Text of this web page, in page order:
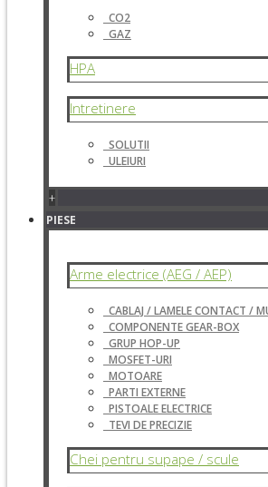
CO2
GAZ
HPA
Intretinere
SOLUTII
ULEIURI
+
PIESE
Arme electrice (AEG / AEP)
CABLAJ / LAMELE CONTACT /
COMPONENTE GEAR-BOX
GRUP HOP-UP
MOSFET-URI
MOTOARE
PARTI EXTERNE
PISTOALE ELECTRICE
TEVI DE PRECIZIE
Chei pentru supape / scule